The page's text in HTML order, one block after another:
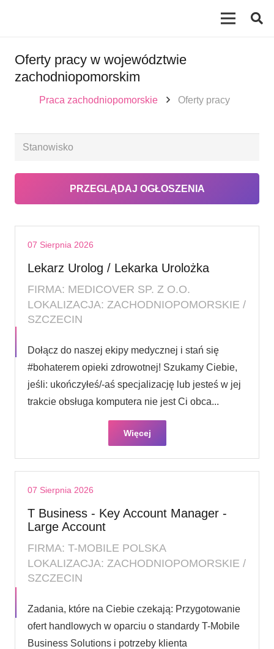
Oferty pracy w województwie
zachodniopomorskim
Praca zachodniopomorskie Oferty pracy
07 Sierpnia 2026
Lekarz Urolog / Lekarka Urolożka
FIRMA: MEDICOVER SP. Z O.O.
LOKALIZACJA: ZACHODNIOPOMORSKIE /
SZCZECIN
Dołącz do naszej ekipy medycznej i stań się
#bohaterem opieki zdrowotnej! Szukamy Ciebie,
jeśli​: ukończyłeś/-aś specjalizację lub jesteś w jej
trakcie obsługa komputera nie jest Ci obca...
Więcej
07 Sierpnia 2026
T Business - Key Account Manager -
Large Account
FIRMA: T-MOBILE POLSKA
LOKALIZACJA: ZACHODNIOPOMORSKIE /
SZCZECIN
Zadania, które na Ciebie czekają: Przygotowanie
ofert handlowych w oparciu o standardy T-Mobile
Business Solutions i potrzeby klienta